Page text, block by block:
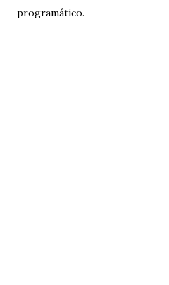
programático.